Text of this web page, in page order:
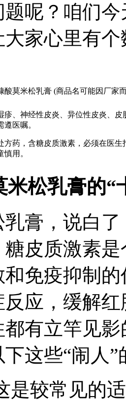
呢？咱们
家心里有个
酸莫米松乳膏 (商品名可能因厂家
疹、神经性皮炎、异位性皮炎、皮
遵医嘱。
方药，含糖皮质激素，必须在医
慎用。
米松乳膏的“
膏，说白
皮质激素
免疫抑制
反应，缓解
有立竿见
这些“闹人
是较常见的